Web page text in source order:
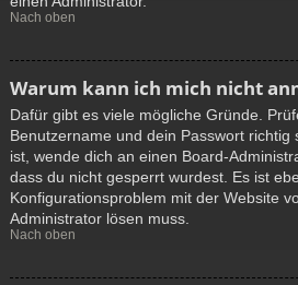
Nach oben
Warum kann ich mich nicht
Dafür gibt es viele mögliche Gründe.
Benutzername und dein Passwort richtig
ist, wende dich an einen Board-
dass du nicht gesperrt wurdest. Es ist
Konfigurationsproblem mit der Website
Administrator lösen muss.
Nach oben